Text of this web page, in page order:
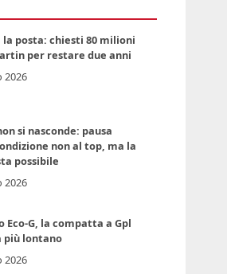
la posta: chiesti 80 milioni
per restare due anni
2026
si nasconde: pausa
non al top, ma la
possibile
2026
Eco-G, la compatta a Gpl
più lontano
2026